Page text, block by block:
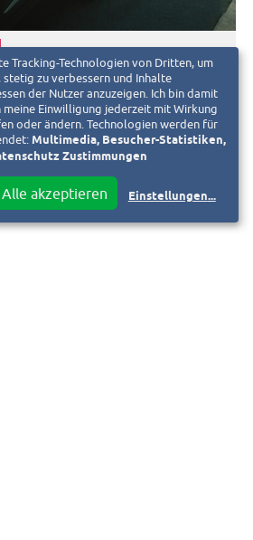
Plätze in der
Tracking-Technologien von Dritten, um
stetig zu verbessern und Inhalte
der Nutzer anzuzeigen. Ich bin damit
Einwilligung jederzeit mit Wirkung
oder ändern. Technologien werden für
Multimedia, Besucher-Statistiken,
Zustimmungen
Alle akzeptieren Einstellungen...